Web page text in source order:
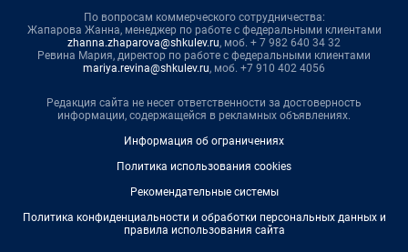
По вопросам коммерческого сотрудничества:
Жапарова Жанна, менеджер по работе с федеральными клиентами
zhanna.zhaparova@shkulev.ru, моб. + 7 982 640 34 32
Ревина Мария, директор по работе с федеральными клиентами
mariya.revina@shkulev.ru, моб. +7 910 402 4056
Редакция сайта не несет ответственности за достоверность
информации, содержащейся в рекламных объявлениях.
Информация об ограничениях
Политика использования cookies
Рекомендательные системы
Политика конфиденциальности и обработки персональных данных и
правила использования сайта